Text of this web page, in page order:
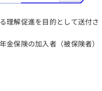
理解促進を目的として送付さ
金保険の加入者（被保険者）